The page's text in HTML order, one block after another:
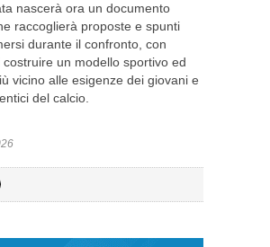
nascerà ora un documento
raccoglierà proposte e spunti
durante il confronto, con
costruire un modello sportivo ed
vicino alle esigenze dei giovani e
del calcio.